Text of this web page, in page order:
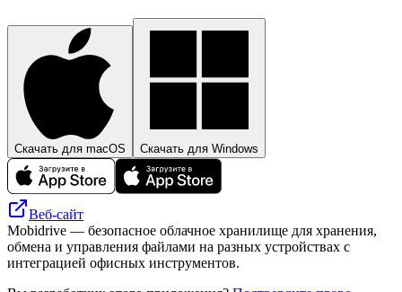
Скачать для macOS Скачать для Windows
Веб-сайт
Mobidrive — безопасное облачное хранилище для хранения,
обмена и управления файлами на разных устройствах с
интеграцией офисных инструментов.